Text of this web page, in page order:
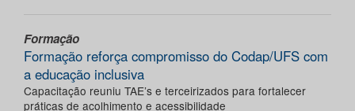
Formação
Formação reforça compromisso do Codap/UFS com
a educação inclusiva
Capacitação reuniu TAE’s e terceirizados para fortalecer
práticas de acolhimento e acessibilidade